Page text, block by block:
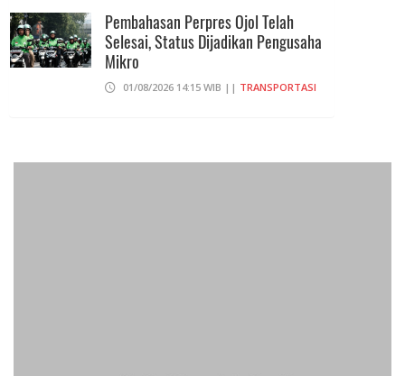
Pembahasan Perpres Ojol Telah
Selesai, Status Dijadikan Pengusaha
Mikro
01/08/2026 14:15 WIB || TRANSPORTASI
Bulan